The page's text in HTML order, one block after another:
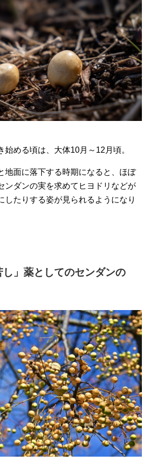
始める頃は、大体10月～12月頃。
地面に落下する時期になると、ほぼ
ンダンの実を求めてヒヨドリなどが
したりする姿が見られるようになり
し」薬としてのセンダンの